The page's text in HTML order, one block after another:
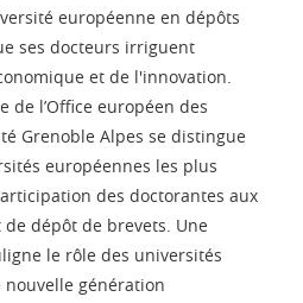
européenne en dépôts
ses docteurs irriguent
et de l'innovation.
de l’Office européen des
Grenoble Alpes se distingue
européennes les plus
des doctorantes aux
de dépôt de brevets. Une
le rôle des universités
nouvelle génération